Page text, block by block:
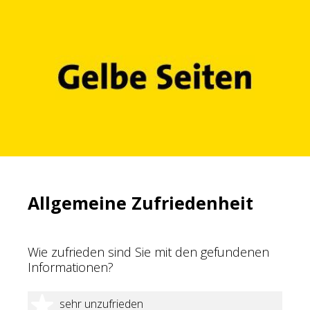
Allgemeine Zufriedenheit
Wie zufrieden sind Sie mit den gefundenen
Informationen?
sehr unzufrieden